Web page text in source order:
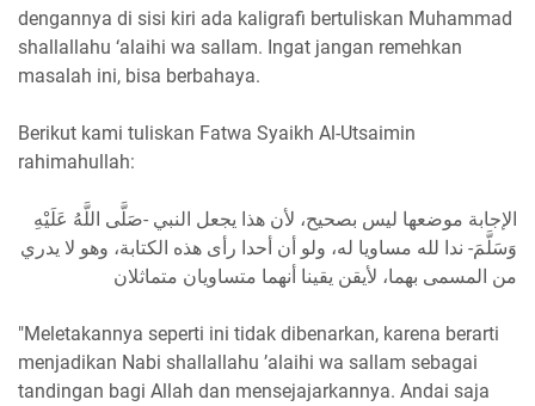
dengannya di sisi kiri ada kaligrafi bertuliskan Muhammad
shallallahu ‘alaihi wa sallam. Ingat jangan remehkan
masalah ini, bisa berbahaya.
Berikut kami tuliskan Fatwa Syaikh Al-Utsaimin
rahimahullah:
ﺍﻹﺟﺎﺑﺔ موضعها ليس بصحيح، لأن هذا يجعل النبي -صَلَّى اللَّهُ عَلَيْهِ
وَسَلَّمَ- ندا لله مساويا له، ولو أن أحدا رأى هذه الكتابة، وهو لا يدري
من المسمى بهما، لأيقن يقينا أنهما متساويان متماثلان
"Meletakannya seperti ini tidak dibenarkan, karena berarti
menjadikan Nabi shallallahu ’alaihi wa sallam sebagai
tandingan bagi Allah dan mensejajarkannya. Andai saja